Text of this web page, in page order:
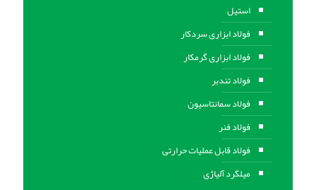
استیل
فولاد ابزاری سردکار
فولاد ابزاری گرمکار
فولاد تندبر
فولاد سمانتاسیون
فولاد فنر
فولاد قابل عملیات حرارتی
ميلگرد آلیاژی